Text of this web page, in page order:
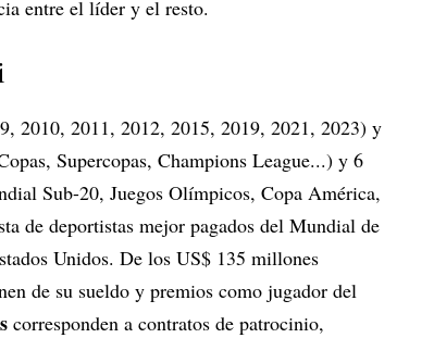
entre el líder y el resto.
2010, 2011, 2012, 2015, 2019, 2021, 2023) y
Supercopas, Champions League...) y 6
Sub-20, Juegos Olímpicos, Copa América,
de deportistas mejor pagados del Mundial de
Unidos. De los US$ 135 millones
de su sueldo y premios como jugador del
corresponden a contratos de patrocinio,